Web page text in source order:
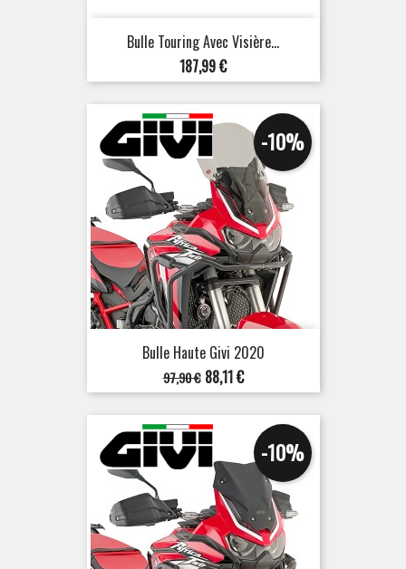
Bulle Touring Avec Visière...
Prix
187,99 €
Bulle Haute Givi 2020
Prix
de
base
97,90 €
-10%
Prix
88,11 €
-10%